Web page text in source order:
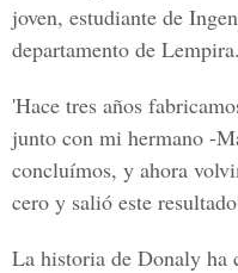
joven, estudiante de
departamento de Lempira.
'Hace tres años
junto con mi hermano -
concluímos, y ahora
cero y salió este
La historia de Donaly ha